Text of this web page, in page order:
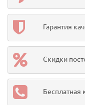
Гарантия
Скидки
Бесплатная